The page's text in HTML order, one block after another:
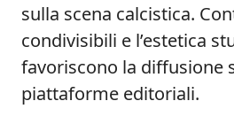
sulla scena calcistica.
condivisibili e l’estetica
favoriscono la diffusione
piattaforme editoriali.